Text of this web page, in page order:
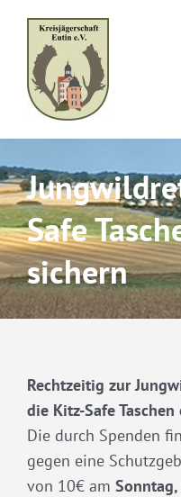
content
Safe
sichern
Rechtzeitig zur
die Kitz-Safe
Die durch Spenden
gegen eine
von 10€ am